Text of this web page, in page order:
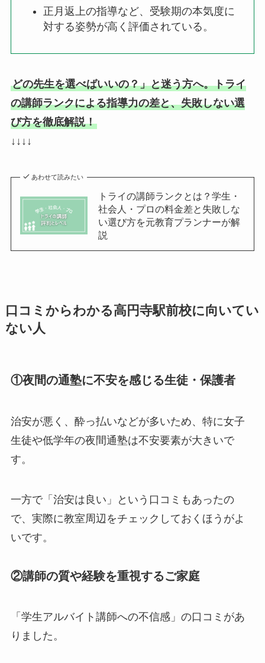
正月返上の指導など、受験期の本気度に
対する姿勢が高く評価されている。
どの先生を選べばいいの？」と迷う方へ。トライ
の講師ランクによる指導力の差と、失敗しない選
び方を徹底解説！
↓↓↓↓
あわせて読みたい
トライの講師ランクとは？学生・
社会人・プロの料金差と失敗しな
い選び方を元教育プランナーが解
説
口コミからわかる高円寺駅前校に向いてい
ない人
①夜間の通塾に不安を感じる生徒・保護者
治安が悪く、酔っ払いなどが多いため、特に女子
生徒や低学年の夜間通塾は不安要素が大きいで
す。
一方で「治安は良い」という口コミもあったの
で、実際に教室周辺をチェックしておくほうがよ
いです。
②講師の質や経験を重視するご家庭
「学生アルバイト講師への不信感」の口コミがあ
りました。